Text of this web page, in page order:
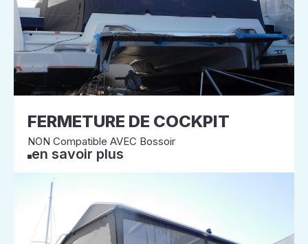
FERMETURE DE COCKPIT
NON Compatible AVEC Bossoir
en savoir plus